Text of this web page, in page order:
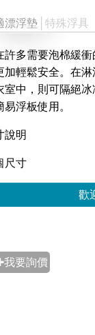
漂浮墊 │特殊浮具
許多需要泡棉緩
加輕鬆安全。在
室中，則可隔絕
易浮板使用。
說明
尺寸
歡
我要詢價